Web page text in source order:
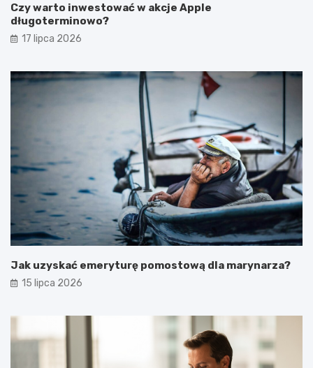
Czy warto inwestować w akcje Apple
długoterminowo?
17 lipca 2026
Jak uzyskać emeryturę pomostową dla marynarza?
15 lipca 2026